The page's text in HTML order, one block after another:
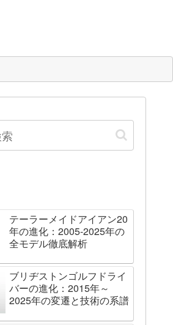
テーラーメイドアイアン20
年の進化：2005-2025年の
全モデル徹底解析
ブリヂストンゴルフドライ
バーの進化：2015年～
2025年の変遷と技術の系譜